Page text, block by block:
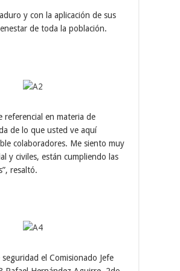
y con la aplicación de sus
de toda la población.
referencial en materia de
de lo que usted ve aquí
colaboradores. Me siento muy
y civiles, están cumpliendo las
resaltó.
el Comisionado Jefe